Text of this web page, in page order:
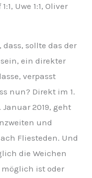
Uwe 1:1, Oliver
sollte das der
ein direkter
verpasst
nun? Direkt im 1.
2019, geht
und
Fliesteden. Und
die Weichen
ist oder